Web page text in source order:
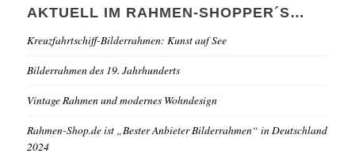
AKTUELL IM RAHMEN-SHOPPER´S…
Kreuzfahrtschiff-Bilderrahmen: Kunst auf See
Bilderrahmen des 19. Jahrhunderts
Vintage Rahmen und modernes Wohndesign
Rahmen-Shop.de ist „Bester Anbieter Bilderrahmen“ in Deutschland
2024